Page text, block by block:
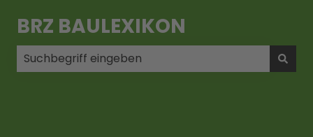
BRZ BAULEXIKON